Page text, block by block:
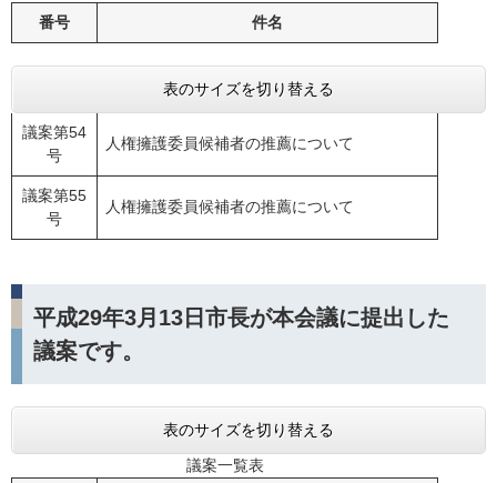
番号
件名
表のサイズを切り替える
議案第54
号
人権擁護委員候補者の推薦について
議案第55
号
人権擁護委員候補者の推薦について
平成29年3月13日市長が本会議に提出した
議案です。
表のサイズを切り替える
議案一覧表